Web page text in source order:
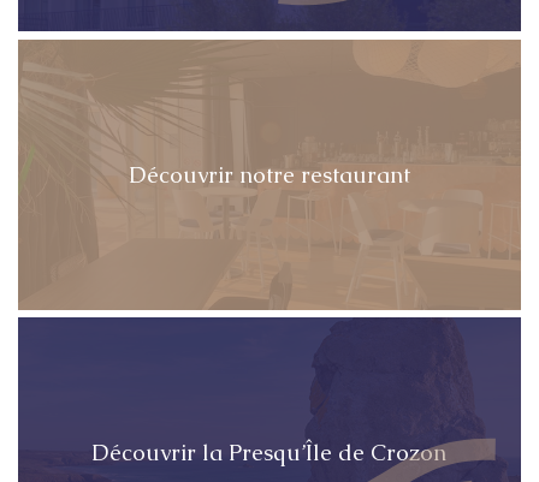
Découvrir notre restaurant
Découvrir la Presqu’Île de Crozon